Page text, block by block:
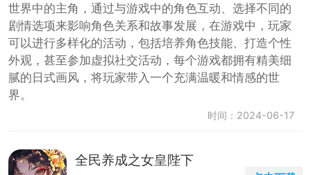
世界中的主角，通过与游戏中的角色互动、选择不同的
剧情选项来影响角色关系和故事发展，在游戏中，玩家
可以进行多样化的活动，包括培养角色技能、打造个性
外观，甚至参加虚拟社交活动，每个游戏都拥有精美细
腻的日式画风，将玩家带入一个充满温暖和情感的世
界。
时间：2024-06-17
全民养成之女皇陛下